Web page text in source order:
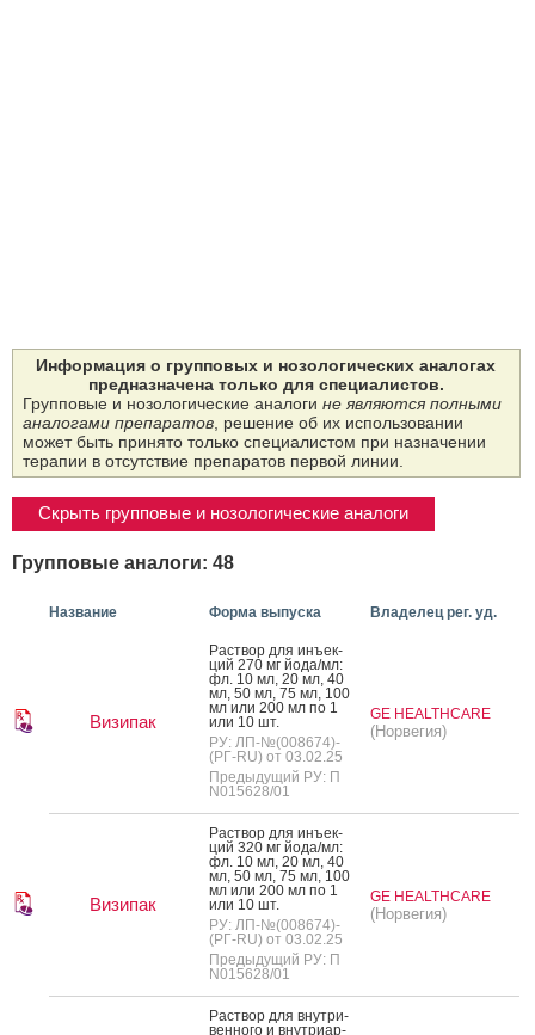
Информация о групповых и нозологических аналогах
предназначена только для специалистов.
Групповые и нозологические аналоги не являются полными
аналогами препаратов, решение об их использовании
может быть принято только специалистом при назначении
терапии в отсутствие препаратов первой линии.
Скрыть групповые и нозологические аналоги
Групповые аналоги: 48
Название Форма выпуска Владелец рег. уд.
Визипак
Рас­твор для инъ­ек­
ций 270 мг й­ода/мл:
фл. 10 мл, 20 мл, 40
мл, 50 мл, 75 мл, 100
мл или 200 мл по 1
или 10 шт.
РУ: ЛП-№(008674)-
(РГ-RU) от 03.02.25
Предыдущий РУ: П
N015628/01
GE HEALTHCARE
(Норвегия)
Визипак
Рас­твор для инъ­ек­
ций 320 мг й­ода/мл:
фл. 10 мл, 20 мл, 40
мл, 50 мл, 75 мл, 100
мл или 200 мл по 1
или 10 шт.
РУ: ЛП-№(008674)-
(РГ-RU) от 03.02.25
Предыдущий РУ: П
N015628/01
GE HEALTHCARE
(Норвегия)
Рас­твор для внут­ри­
вен­но­го и внут­ри­ар­